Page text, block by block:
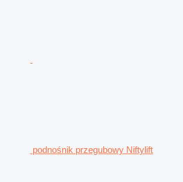
podnośnik przegubowy Niftylift